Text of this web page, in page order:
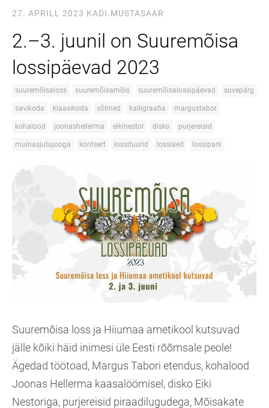
27. APRILL 2023 KADI.MUSTASAAR
2.–3. juunil on Suuremõisa
lossipäevad 2023
suuremõisaloss suuremõisamõis suuremõisalossipäevad suvepärg
savikoda klaasikoda sõlmed kalligraafia margustabor
kohalood joonashellerma eikinestor disko purjereisid
muinasjutujooga kontsert lossituurid lossiaed lossipark
Suuremõisa loss ja Hiiumaa ametikool kutsuvad
jälle kõiki häid inimesi üle Eesti rõõmsale peole!
Ägedad töötoad, Margus Tabori etendus, kohalood
Joonas Hellerma kaasalöömisel, disko Eiki
Nestoriga, purjereisid piraadilugudega, Mõisakate